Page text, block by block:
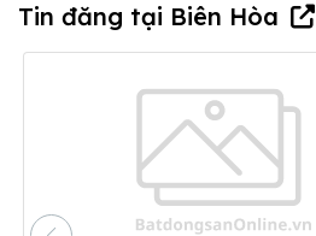
Tin đăng tại Biên Hòa